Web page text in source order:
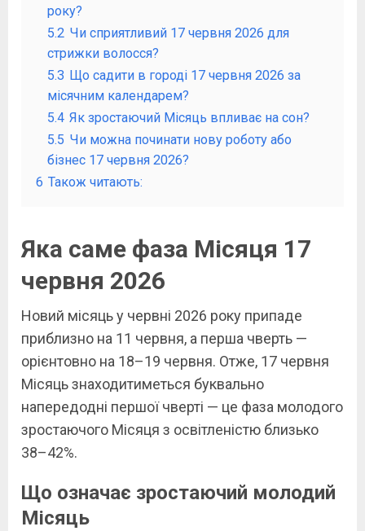
року?
5.2 Чи сприятливий 17 червня 2026 для
стрижки волосся?
5.3 Що садити в городі 17 червня 2026 за
місячним календарем?
5.4 Як зростаючий Місяць впливає на сон?
5.5 Чи можна починати нову роботу або
бізнес 17 червня 2026?
6 Також читають:
Яка саме фаза Місяця 17
червня 2026
Новий місяць у червні 2026 року припаде
приблизно на 11 червня, а перша чверть —
орієнтовно на 18–19 червня. Отже, 17 червня
Місяць знаходитиметься буквально
напередодні першої чверті — це фаза молодого
зростаючого Місяця з освітленістю близько
38–42%.
Що означає зростаючий молодий
Місяць